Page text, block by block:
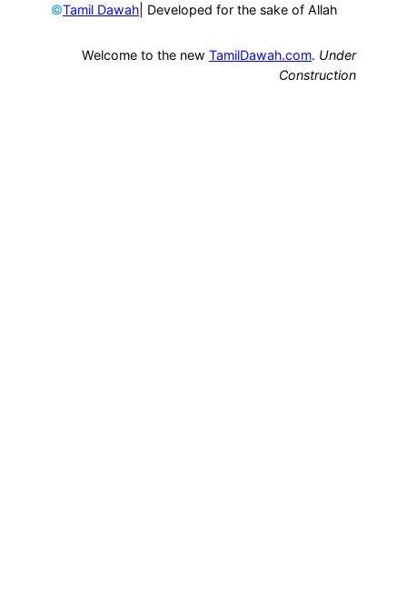
©Tamil Dawah | Developed for the sake of Allah
Welcome to the new TamilDawah.com. Under
Construction